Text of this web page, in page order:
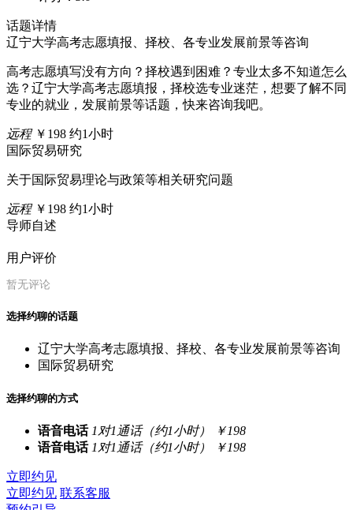
话题详情
辽宁大学高考志愿填报、择校、各专业发展前景等咨询
高考志愿填写没有方向？择校遇到困难？专业太多不知道怎么
选？辽宁大学高考志愿填报，择校选专业迷茫，想要了解不同
专业的就业，发展前景等话题，快来咨询我吧。
远程 ￥198 约1小时
国际贸易研究
关于国际贸易理论与政策等相关研究问题
远程 ￥198 约1小时
导师自述
用户评价
暂无评论
选择约聊的话题
辽宁大学高考志愿填报、择校、各专业发展前景等咨询
国际贸易研究
选择约聊的方式
语音电话 1对1通话（约1小时）
￥198
语音电话 1对1通话（约1小时） ￥198
立即约见
立即约见 联系客服